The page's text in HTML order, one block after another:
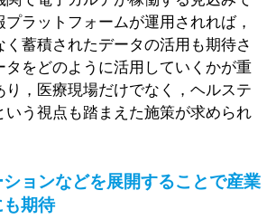
ラットフォームが運用されれば，
蓄積されたデータの活用も期待さ
タをどのように活用していくかが重
り，医療現場だけでなく，ヘルステ
いう視点も踏まえた施策が求められ
ョンなどを展開することで産業
も期待